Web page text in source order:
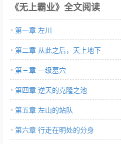
《无上霸业》全文阅读
第一章 左川
第二章 从此之后，天上地下
第三章 一级墓穴
第四章 逆天的克隆之池
第五章 左山的站队
第六章 行走在明处的分身